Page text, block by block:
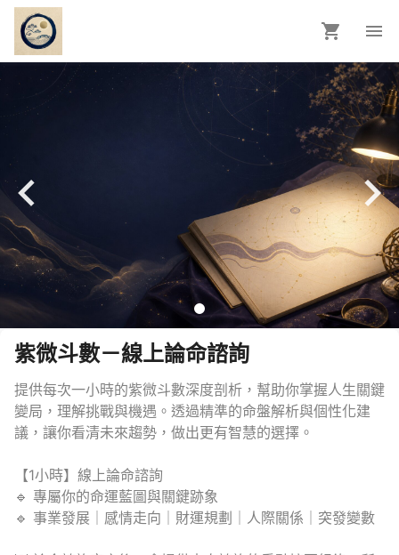
紫微斗數－線上論命諮詢
提供每次一小時的紫微斗數深度剖析，幫助你掌握人生關鍵
變局，理解挑戰與機遇。透過精準的命盤解析與個性化建
議，讓你看清未來趨勢，做出更有智慧的選擇。
【1小時】線上論命諮詢
🔹 專屬你的命運藍圖與關鍵跡象
🔹 事業發展｜感情走向｜財運規劃｜人際關係｜突發變數